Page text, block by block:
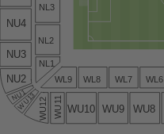
WL6
WL7
WL8
WL9
WU13
WU
1
1
WU12 WU8
WU9
WU10
NL1
NL2
NL3
NU1
NU2
NU3
NU4